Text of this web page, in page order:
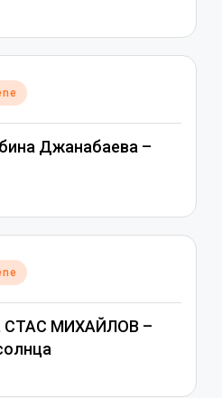
Джанабаева –
МИХАЙЛОВ –